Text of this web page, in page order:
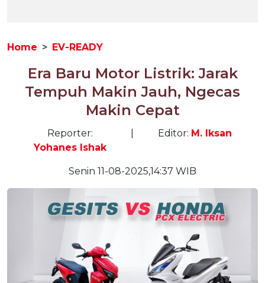
Home EV-READY
Era Baru Motor Listrik: Jarak
Tempuh Makin Jauh, Ngecas
Makin Cepat
Reporter:
Yohanes Ishak
Editor: M. Iksan
Senin 11-08-2025,14:37 WIB